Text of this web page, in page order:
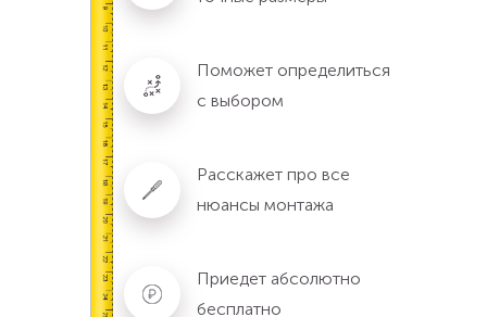
Поможет определиться
с выбором
Расскажет про все
нюансы монтажа
Приедет абсолютно
бесплатно